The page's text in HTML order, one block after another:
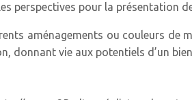
perspectives pour la présentation
aménagements ou couleurs de
vie aux potentiels d’un